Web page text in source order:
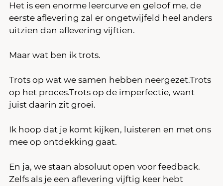
Het is een enorme leercurve en geloof me, de
eerste aflevering zal er ongetwijfeld heel anders
uitzien dan aflevering vijftien.
Maar wat ben ik trots.
Trots op wat we samen hebben neergezet.Trots
op het proces.Trots op de imperfectie, want
juist daarin zit groei.
Ik hoop dat je komt kijken, luisteren en met ons
mee op ontdekking gaat.
En ja, we staan absoluut open voor feedback.
Zelfs als je een aflevering vijftig keer hebt